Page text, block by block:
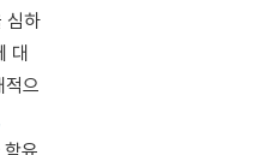
심하
대
적으